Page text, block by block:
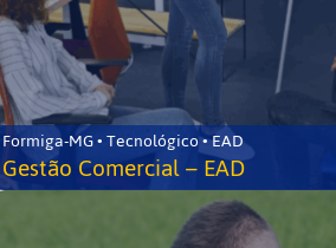
Formiga-MG • Tecnológico • EAD
Gestão Comercial – EAD